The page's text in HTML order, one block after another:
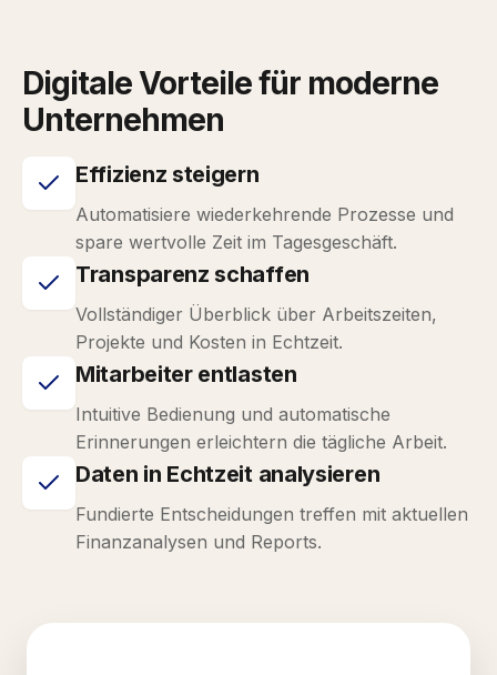
Digitale Vorteile für moderne
Unternehmen
Effizienz steigern
Automatisiere wiederkehrende Prozesse und
spare wertvolle Zeit im Tagesgeschäft.
Transparenz schaffen
Vollständiger Überblick über Arbeitszeiten,
Projekte und Kosten in Echtzeit.
Mitarbeiter entlasten
Intuitive Bedienung und automatische
Erinnerungen erleichtern die tägliche Arbeit.
Daten in Echtzeit analysieren
Fundierte Entscheidungen treffen mit aktuellen
Finanzanalysen und Reports.